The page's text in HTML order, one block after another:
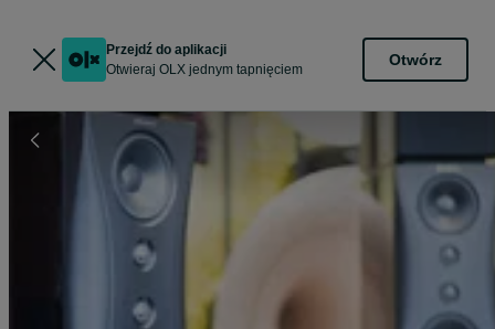
Przejdź do aplikacji
Otwieraj OLX jednym tapnięciem
Otwórz